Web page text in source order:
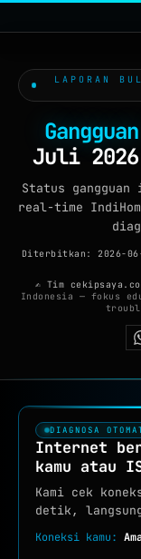
TOOLS ONLINE
ARTIKEL
GALERI
GAME
TENTANG
TOOLS JARINGAN :
IP TOOLS
IP LOOKUP
CEK IPV6 NEW
LAPORAN
Juli
Status
real-time
Diterbitkan: 2026-
✍ Tim
Indonesia — fokus
DIAGNOSA
Internet
kamu atau
Kami cek
detik,
Koneksi kamu: